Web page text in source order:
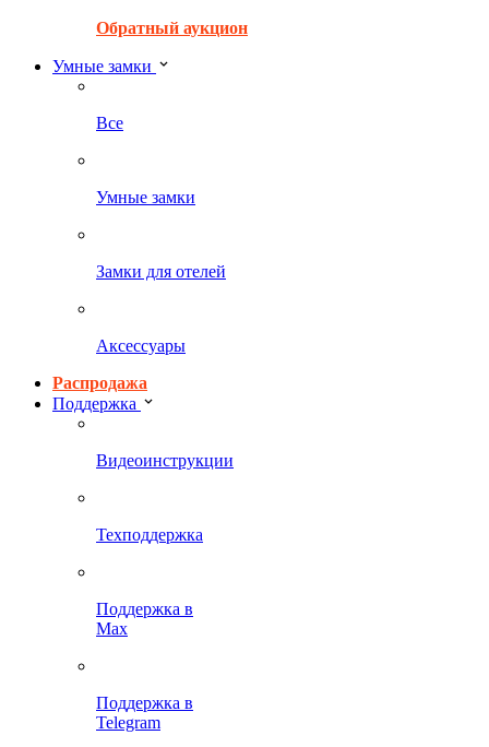
Обратный аукцион
Умные замки
Все
Умные замки
Замки для отелей
Аксессуары
Распродажа
Поддержка
Видеоинструкции
Техподдержка
Поддержка в
Max
Поддержка в
Telegram